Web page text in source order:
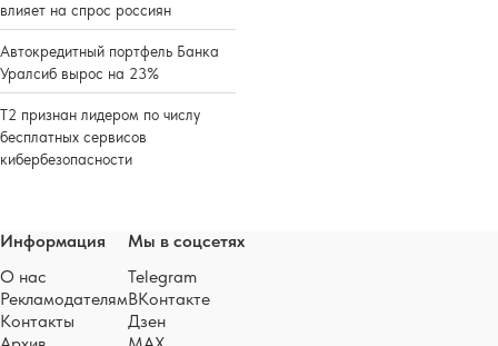
влияет на спрос россиян
Автокредитный портфель Банка
Уралсиб вырос на 23%
Т2 признан лидером по числу
бесплатных сервисов
кибербезопасности
Информация
О нас
Рекламодателям
Контакты
Мы в соцсетях
Telegram
ВКонтакте
Дзен